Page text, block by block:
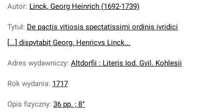
Autor: Linck, Georg Heinrich (1692-1739)
Tytuł: De pactis vitiosis spectatissimi ordinis ivridici
[...] dispvtabit Georg. Henricvs Linck...
Adres wydawniczy: Altdorfii : Literis Iod. Gvil. Kohlesii
Rok wydania: 1717
Opis fizyczny: 36 pp. ; 8°